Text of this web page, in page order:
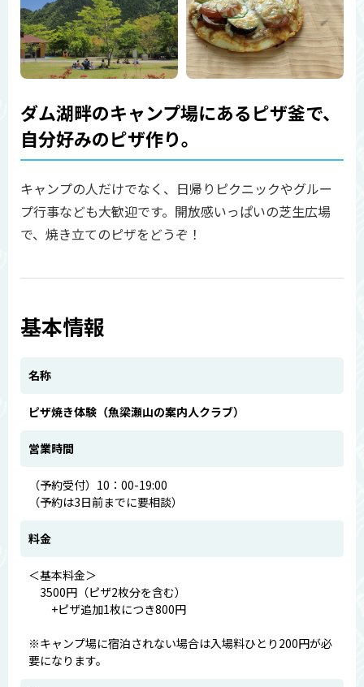
ダム湖畔のキャンプ場にあるピザ釜で、
自分好みのピザ作り。
キャンプの人だけでなく、日帰りピクニックやグルー
プ行事なども大歓迎です。開放感いっぱいの芝生広場
で、焼き立てのピザをどうぞ！
基本情報
名称
ピザ焼き体験（魚梁瀬山の案内人クラブ）
営業時間
（予約受付）10：00-19:00
（予約は3日前までに要相談）
料金
＜基本料金＞
3500円（ピザ2枚分を含む）
+ピザ追加1枚につき800円
※キャンプ場に宿泊されない場合は入場料ひとり200円が必
要になります。